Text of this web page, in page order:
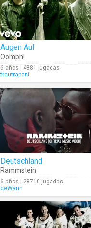
Augen Auf
Oomph!
6 años | 4881 jugadas
frautrapani
Deutschland
Rammstein
6 años | 28710 jugadas
ceWann